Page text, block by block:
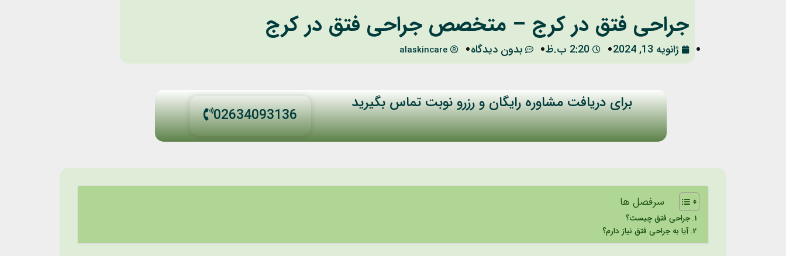
جراحی فتق در کرج – متخصص جراحی فتق در کرج
ژانویه 13, 2024 2:20 ب.ظ بدون دیدگاه alaskincare
برای دریافت مشاوره رایگان و رزرو نوبت تماس بگیرید
02634093136
سرفصل ها
جراحی فتق چیست؟
آیا به جراحی فتق نیاز دارم؟